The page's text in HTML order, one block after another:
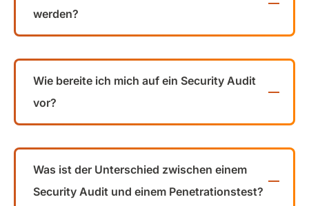
werden?
Wie bereite ich mich auf ein Security Audit
vor?
Was ist der Unterschied zwischen einem
Security Audit und einem Penetrationstest?